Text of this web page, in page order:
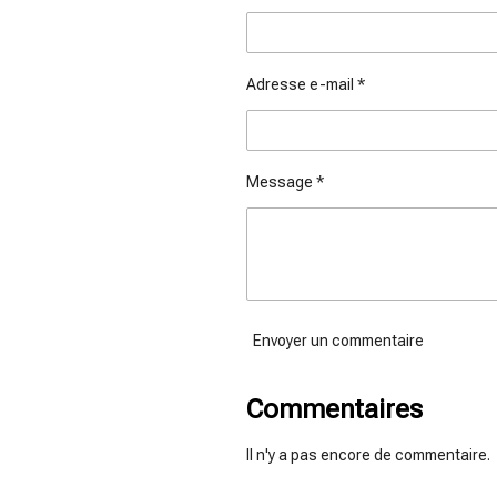
Adresse e-mail *
Message *
Envoyer un commentaire
Commentaires
Il n'y a pas encore de commentaire.